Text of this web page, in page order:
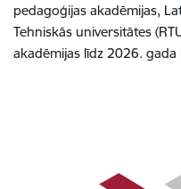
pedagoģijas akadēmijas,
Tehniskās universitātes
akadēmijas līdz 2026. gada